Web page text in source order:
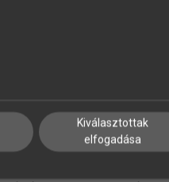
Kiválasztottak
elfogadása